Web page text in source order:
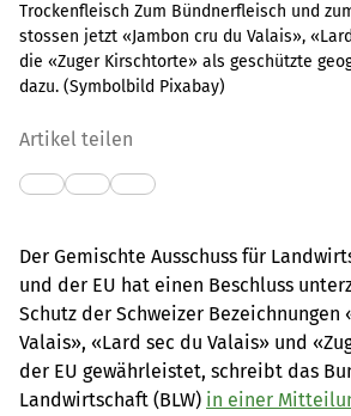
Trockenfleisch Zum Bündnerfleisch und
stossen jetzt «Jambon cru du Valais»,
die «Zuger Kirschtorte» als geschützte
dazu. (Symbolbild Pixabay)
Artikel teilen
Der Gemischte Ausschuss für
und der EU hat einen Beschluss
Schutz der Schweizer Bezeichnungen
Valais», «Lard sec du Valais» und
der EU gewährleistet, schreibt das
Landwirtschaft (BLW) in einer